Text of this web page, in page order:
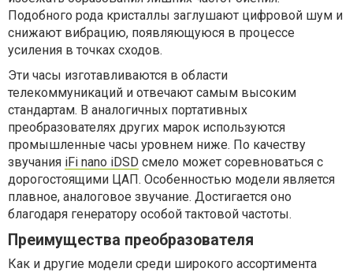
Подобного рода кристаллы заглушают цифровой шум и
снижают вибрацию, появляющуюся в процессе
усиления в точках сходов.
Эти часы изготавливаются в области
телекоммуникаций и отвечают самым высоким
стандартам. В аналогичных портативных
преобразователях других марок используются
промышленные часы уровнем ниже. По качеству
звучания iFi nano iDSD смело может соревноваться с
дорогостоящими ЦАП. Особенностью модели является
плавное, аналоговое звучание. Достигается оно
благодаря генератору особой тактовой частоты.
Преимущества преобразователя
Как и другие модели среди широкого ассортимента